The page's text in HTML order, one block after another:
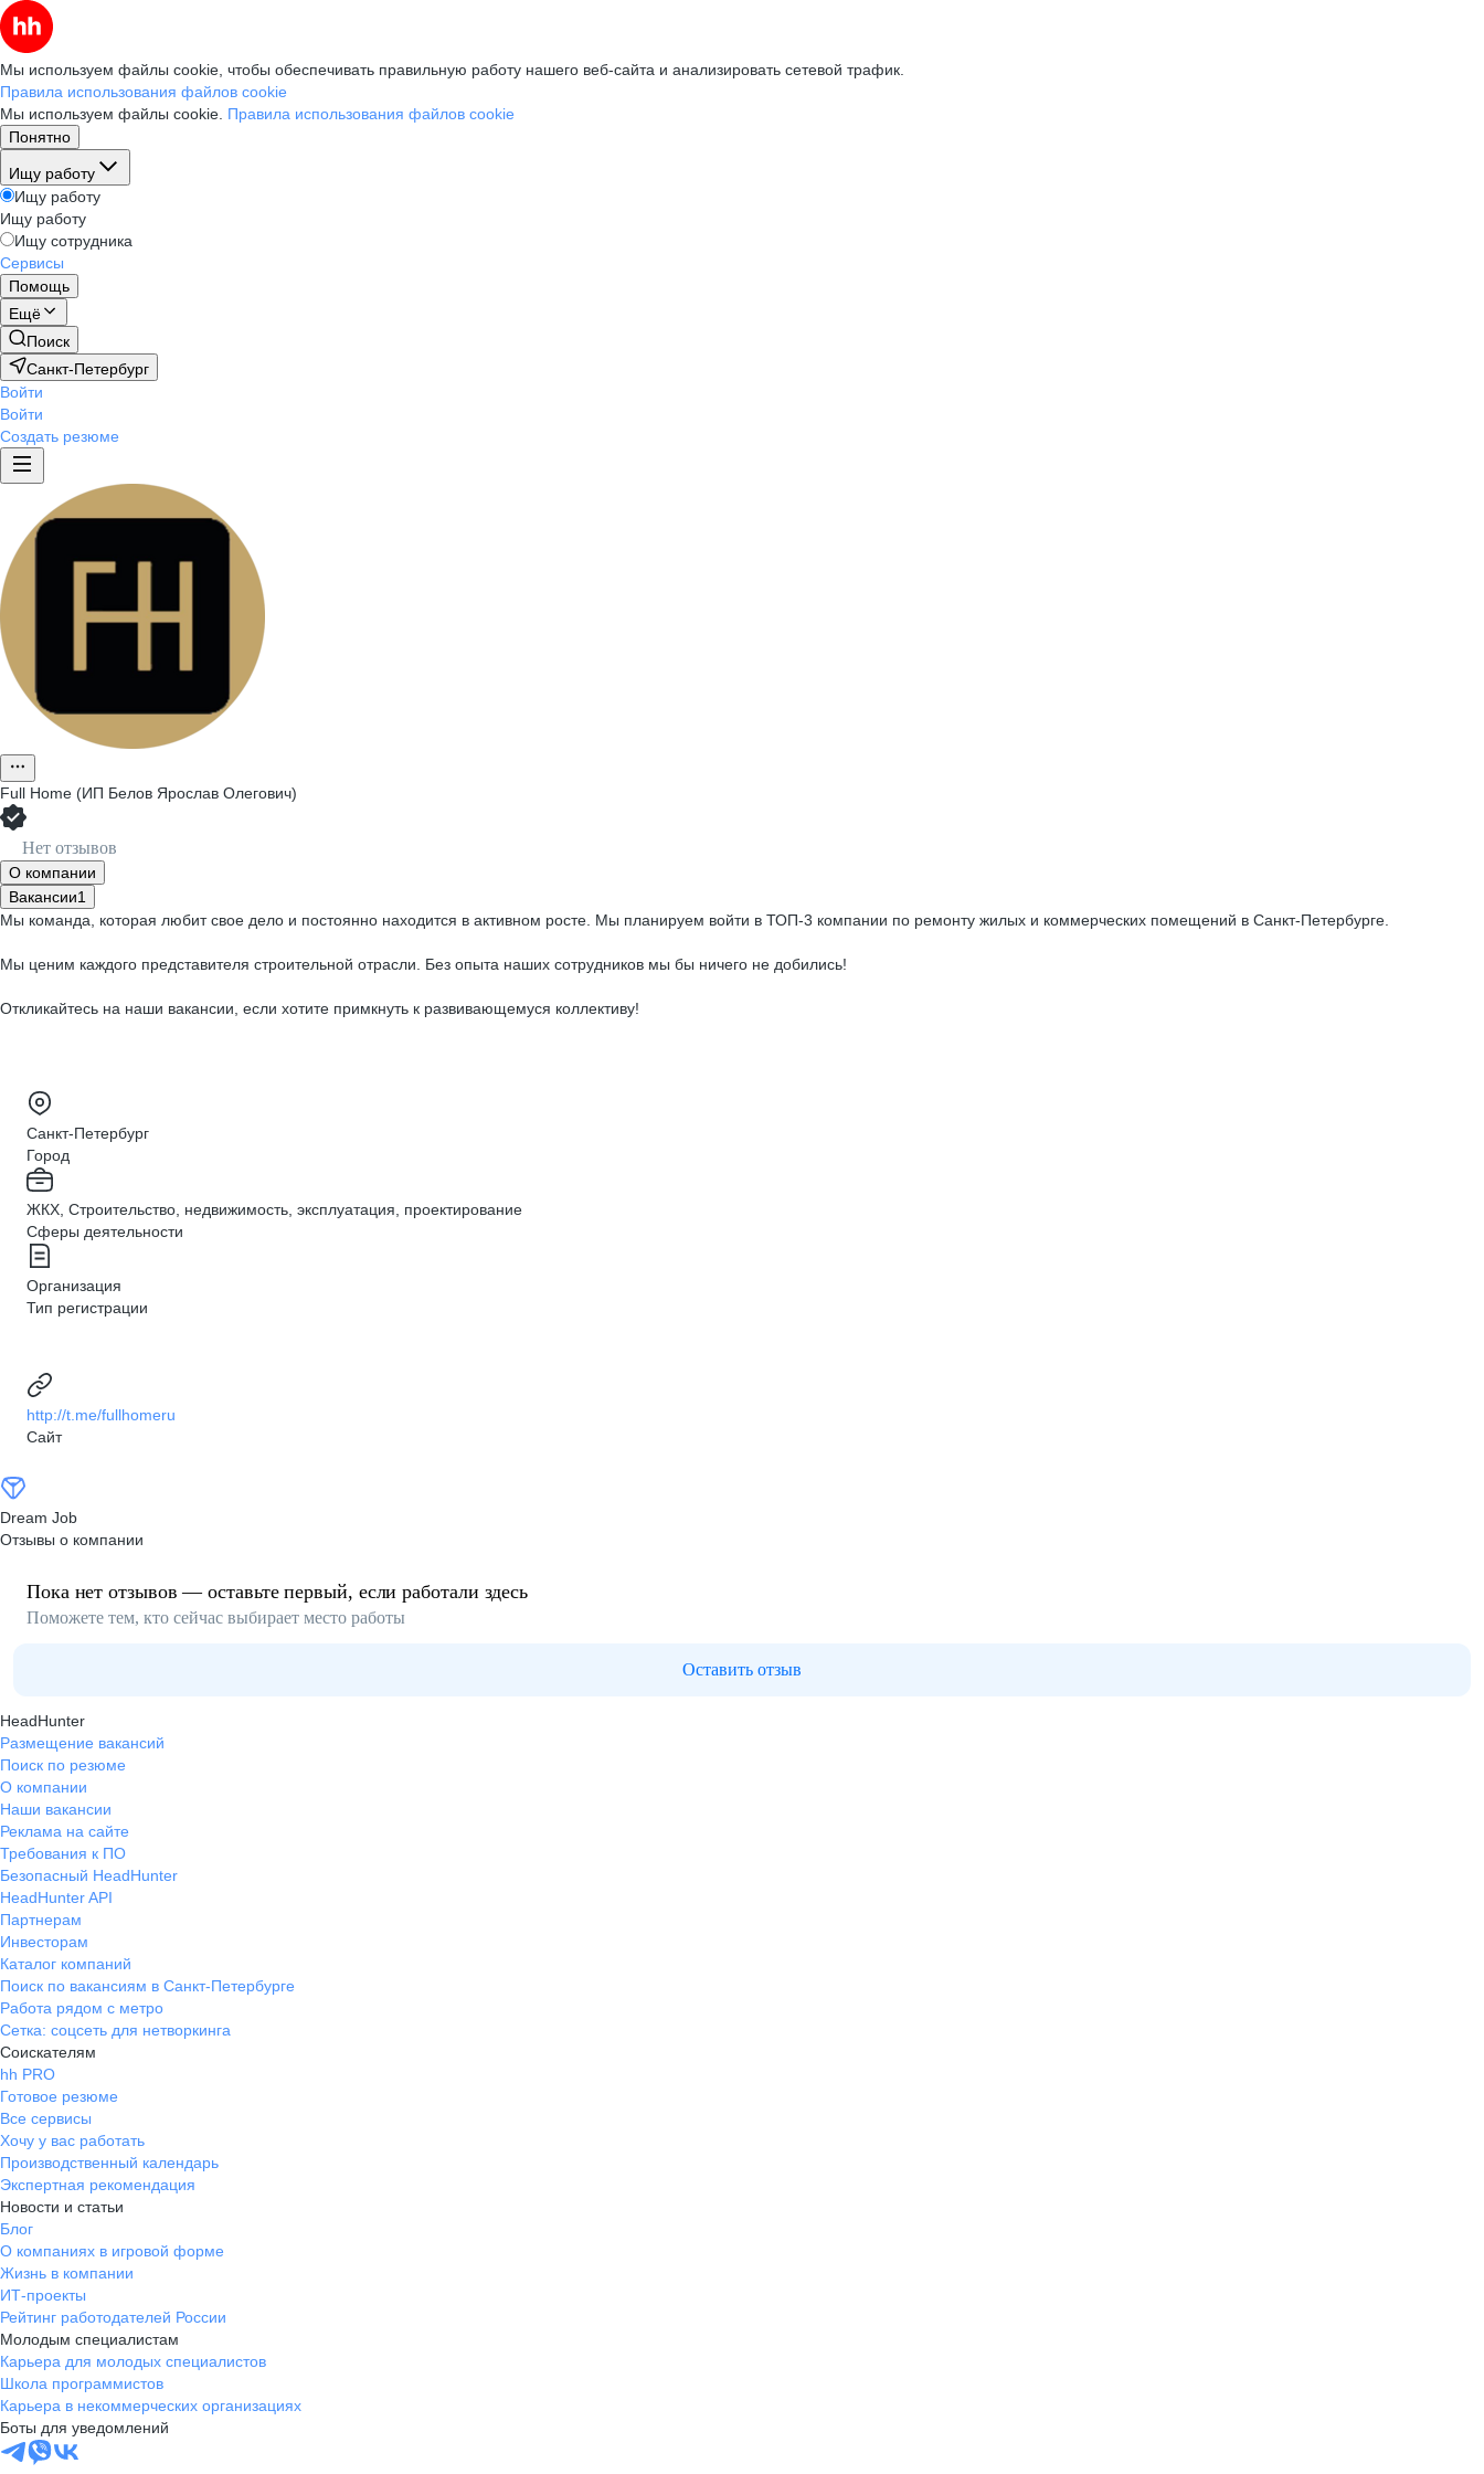
Мы используем файлы cookie, чтобы обеспечивать правильную работу нашего веб-сайта и анализировать сетевой трафик.
Правила использования файлов cookie
Мы используем файлы cookie. Правила использования файлов cookie
Понятно
Ищу работу
Ищу работу
Ищу работу
Ищу сотрудника
Сервисы
Помощь
Ещё
Поиск
Санкт-Петербург
Войти
Войти
Создать резюме
Full Home (ИП Белов Ярослав Олегович)
Нет отзывов
О компании
Вакансии1
Мы команда, которая любит свое дело и постоянно находится в активном росте. Мы планируем войти в ТОП-3 компании по ремонту жилых и коммерческих помещений в Санкт-Петербурге.
Мы ценим каждого представителя строительной отрасли. Без опыта наших сотрудников мы бы ничего не добились!
Откликайтесь на наши вакансии, если хотите примкнуть к развивающемуся коллективу!
Санкт-Петербург
Город
ЖКХ, Строительство, недвижимость, эксплуатация, проектирование
Сферы деятельности
Организация
Тип регистрации
http://t.me/fullhomeru
Сайт
Dream Job
Отзывы о компании
Пока нет отзывов — оставьте первый, если работали здесь
Поможете тем, кто сейчас выбирает место работы
Оставить отзыв
HeadHunter
Размещение вакансий
Поиск по резюме
О компании
Наши вакансии
Реклама на сайте
Требования к ПО
Безопасный HeadHunter
HeadHunter API
Партнерам
Инвесторам
Каталог компаний
Поиск по вакансиям в Санкт-Петербурге
Работа рядом с метро
Сетка: соцсеть для нетворкинга
Соискателям
hh PRO
Готовое резюме
Все сервисы
Хочу у вас работать
Производственный календарь
Экспертная рекомендация
Новости и статьи
Блог
О компаниях в игровой форме
Жизнь в компании
ИТ-проекты
Рейтинг работодателей России
Молодым специалистам
Карьера для молодых специалистов
Школа программистов
Карьера в некоммерческих организациях
Боты для уведомлений